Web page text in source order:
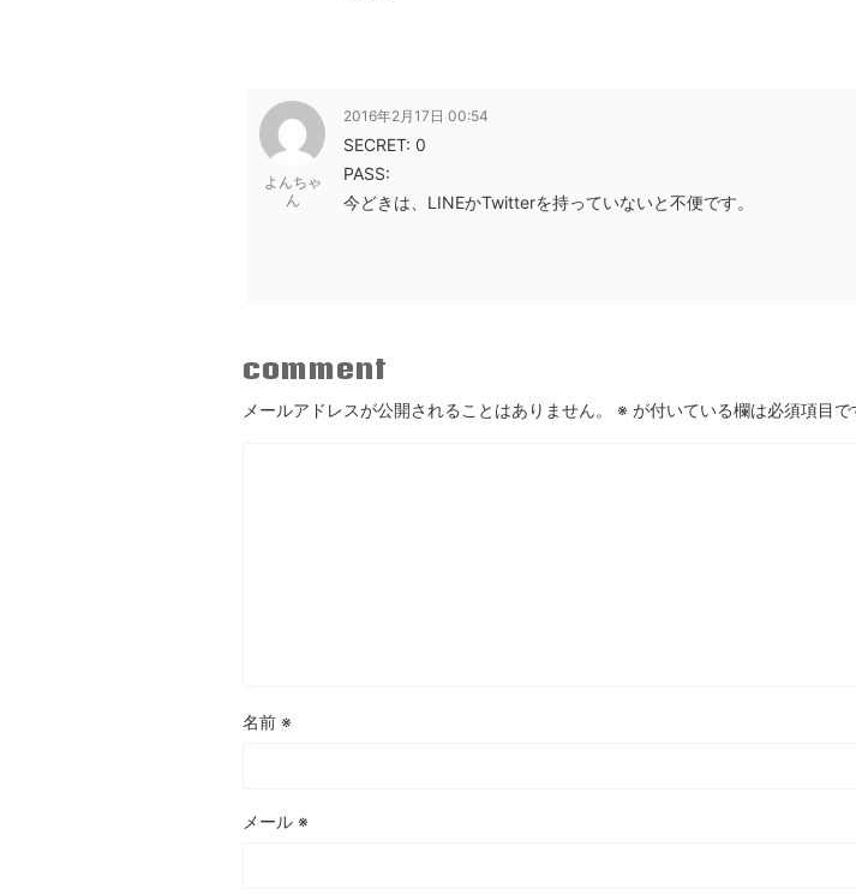
よんちゃ
ん
2016年2月17日 00:54
SECRET: 0
PASS:
今どきは、LINEかTwitterを持っていないと不便です。
comment
メールアドレスが公開されることはありません。 ※ が付いている欄は必須項目で
名前 ※
メール ※